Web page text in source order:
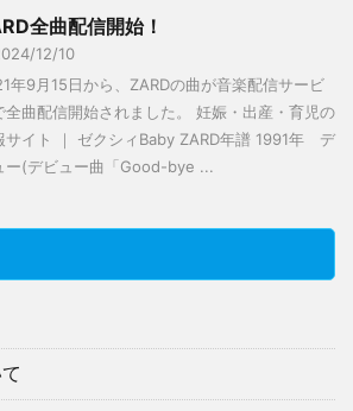
全曲配信開始！
12/10
年9月15日から、ZARDの曲が音楽配信サービ
全曲配信開始されました。 妊娠・出産・育児の
サイト ｜ ゼクシィBaby ZARD年譜 1991年 デ
ー(デビュー曲「Good-bye ...